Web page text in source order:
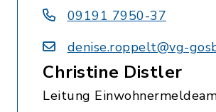
09191 7950-37
denise.roppelt@vg-
Christine Distler
Leitung